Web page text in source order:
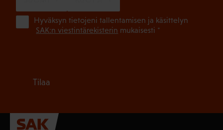
Hyväksyn tietojeni tallentamisen ja käsittelyn
SAK:n viestintärekisterin mukaisesti *
Tilaa